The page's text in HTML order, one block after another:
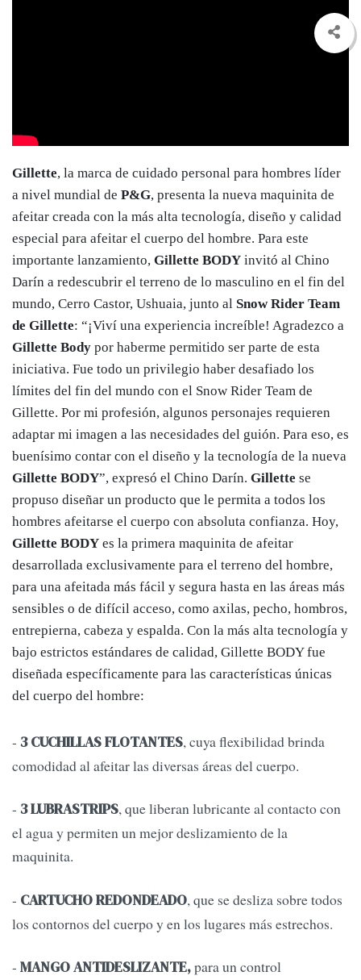
Gillette, la marca de cuidado personal para hombres líder
a nivel mundial de P&G, presenta la nueva maquinita de
afeitar creada con la más alta tecnología, diseño y calidad
especial para afeitar el cuerpo del hombre. Para este
importante lanzamiento, Gillette BODY invitó al Chino
Darín a redescubrir el terreno de lo masculino en el fin del
mundo, Cerro Castor, Ushuaia, junto al Snow Rider Team
de Gillette: “¡Viví una experiencia increíble! Agradezco a
Gillette Body por haberme permitido ser parte de esta
iniciativa. Fue todo un privilegio haber desafiado los
límites del fin del mundo con el Snow Rider Team de
Gillette. Por mi profesión, algunos personajes requieren
adaptar mi imagen a las necesidades del guión. Para eso, es
buenísimo contar con el diseño y la tecnología de la nueva
Gillette BODY”, expresó el Chino Darín. Gillette se
propuso diseñar un producto que le permita a todos los
hombres afeitarse el cuerpo con absoluta confianza. Hoy,
Gillette BODY es la primera maquinita de afeitar
desarrollada exclusivamente para el terreno del hombre,
para una afeitada más fácil y segura hasta en las áreas más
sensibles o de difícil acceso, como axilas, pecho, hombros,
entrepierna, cabeza y espalda. Con la más alta tecnología y
bajo estrictos estándares de calidad, Gillette BODY fue
diseñada específicamente para las características únicas
del cuerpo del hombre:
- 3 CUCHILLAS FLOTANTES, cuya flexibilidad brinda
comodidad al afeitar las diversas áreas del cuerpo.
- 3 LUBRASTRIPS, que liberan lubricante al contacto con
el agua y permiten un mejor deslizamiento de la
maquinita.
- CARTUCHO REDONDEADO, que se desliza sobre todos
los contornos del cuerpo y en los lugares más estrechos.
- MANGO ANTIDESLIZANTE,para un control